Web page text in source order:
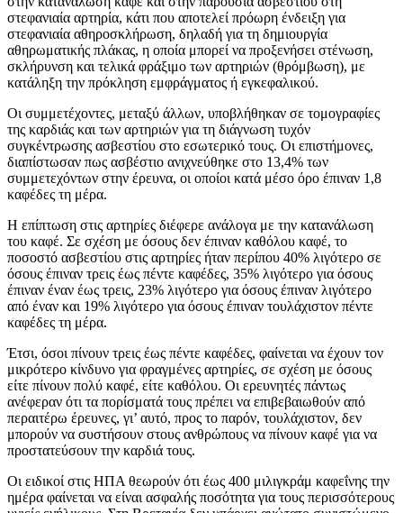
στεφανιαία αρτηρία, κάτι που αποτελεί πρόωρη ένδειξη για
στεφανιαία αθηροσκλήρωση, δηλαδή για τη δημιουργία
αθηρωματικής πλάκας, η οποία μπορεί να προξενήσει στένωση,
σκλήρυνση και τελικά φράξιμο των αρτηριών (θρόμβωση), με
κατάληξη την πρόκληση εμφράγματος ή εγκεφαλικού.
Οι συμμετέχοντες, μεταξύ άλλων, υποβλήθηκαν σε τομογραφίες
της καρδιάς και των αρτηριών για τη διάγνωση τυχόν
συγκέντρωσης ασβεστίου στο εσωτερικό τους. Οι επιστήμονες,
διαπίστωσαν πως ασβέστιο ανιχνεύθηκε στο 13,4% των
συμμετεχόντων στην έρευνα, οι οποίοι κατά μέσο όρο έπιναν 1,8
καφέδες τη μέρα.
Η επίπτωση στις αρτηρίες διέφερε ανάλογα με την κατανάλωση
του καφέ. Σε σχέση με όσους δεν έπιναν καθόλου καφέ, το
ποσοστό ασβεστίου στις αρτηρίες ήταν περίπου 40% λιγότερο σε
όσους έπιναν τρεις έως πέντε καφέδες, 35% λιγότερο για όσους
έπιναν έναν έως τρεις, 23% λιγότερο για όσους έπιναν λιγότερο
από έναν και 19% λιγότερο για όσους έπιναν τουλάχιστον πέντε
καφέδες τη μέρα.
Έτσι, όσοι πίνουν τρεις έως πέντε καφέδες, φαίνεται να έχουν τον
μικρότερο κίνδυνο για φραγμένες αρτηρίες, σε σχέση με όσους
είτε πίνουν πολύ καφέ, είτε καθόλου. Οι ερευνητές πάντως
ανέφεραν ότι τα πορίσματά τους πρέπει να επιβεβαιωθούν από
περαιτέρω έρευνες, γι’ αυτό, προς το παρόν, τουλάχιστον, δεν
μπορούν να συστήσουν στους ανθρώπους να πίνουν καφέ για να
προστατεύσουν την καρδιά τους.
Οι ειδικοί στις ΗΠΑ θεωρούν ότι έως 400 μιλιγκράμ καφεΐνης την
ημέρα φαίνεται να είναι ασφαλής ποσότητα για τους περισσότερους